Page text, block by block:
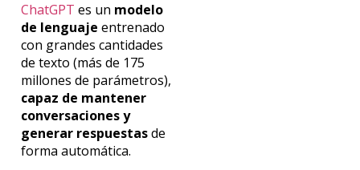
ChatGPT es un modelo
de lenguaje entrenado
con grandes cantidades
de texto (más de 175
millones de parámetros),
capaz de mantener
conversaciones y
generar respuestasde
forma automática.